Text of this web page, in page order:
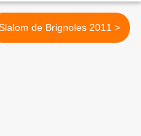
Slalom de Brignoles 2011 >